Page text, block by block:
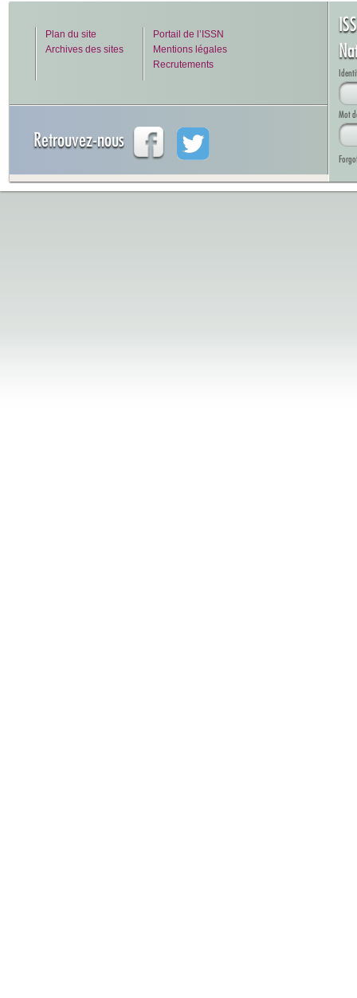
Plan du site
Archives des sites
Portail de l’ISSN
Mentions légales
Recrutements
Retrouvez-nous
Mot